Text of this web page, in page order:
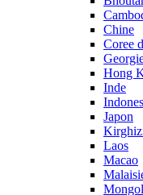
Chine
Coree
Hong
Inde
Japon
Laos
Macao